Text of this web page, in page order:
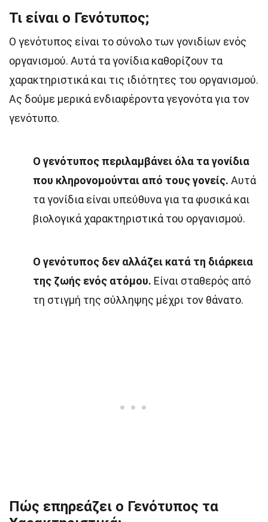
Τι είναι ο Γενότυπος;
Ο γενότυπος είναι το σύνολο των γονιδίων ενός
οργανισμού. Αυτά τα γονίδια καθορίζουν τα
χαρακτηριστικά και τις ιδιότητες του οργανισμού.
Ας δούμε μερικά ενδιαφέροντα γεγονότα για τον
γενότυπο.
Ο γενότυπος περιλαμβάνει όλα τα γονίδια
που κληρονομούνται από τους γονείς. Αυτά
τα γονίδια είναι υπεύθυνα για τα φυσικά και
βιολογικά χαρακτηριστικά του οργανισμού.
Ο γενότυπος δεν αλλάζει κατά τη διάρκεια
της ζωής ενός ατόμου. Είναι σταθερός από
τη στιγμή της σύλληψης μέχρι τον θάνατο.
Πώς επηρεάζει ο Γενότυπος τα